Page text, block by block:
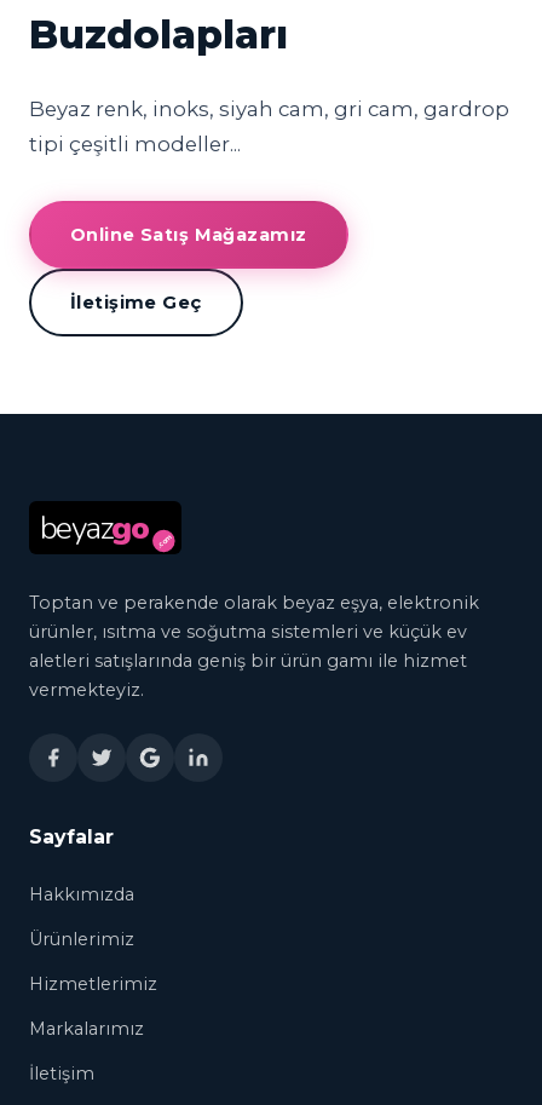
Buzdolapları
Beyaz renk, inoks, siyah cam, gri cam, gardrop
tipi çeşitli modeller...
Online Satış Mağazamız
İletişime Geç
beyazgo .com
Toptan ve perakende olarak beyaz eşya, elektronik
ürünler, ısıtma ve soğutma sistemleri ve küçük ev
aletleri satışlarında geniş bir ürün gamı ile hizmet
vermekteyiz.
Sayfalar
Hakkımızda
Ürünlerimiz
Hizmetlerimiz
Markalarımız
İletişim